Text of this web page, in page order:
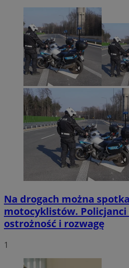
Na drogach można
motocyklistów.
ostrożność i rozwagę
1